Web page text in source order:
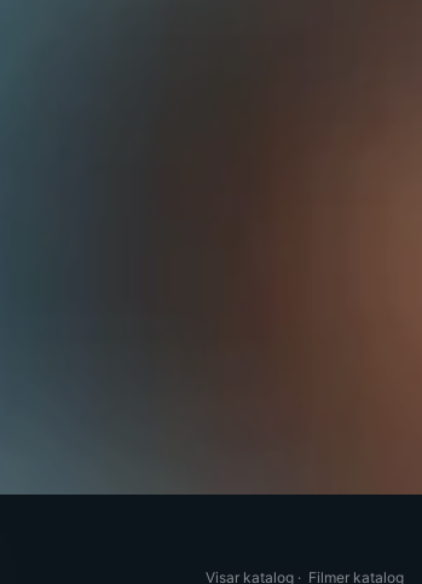
Visar katalog · Filmer katalog